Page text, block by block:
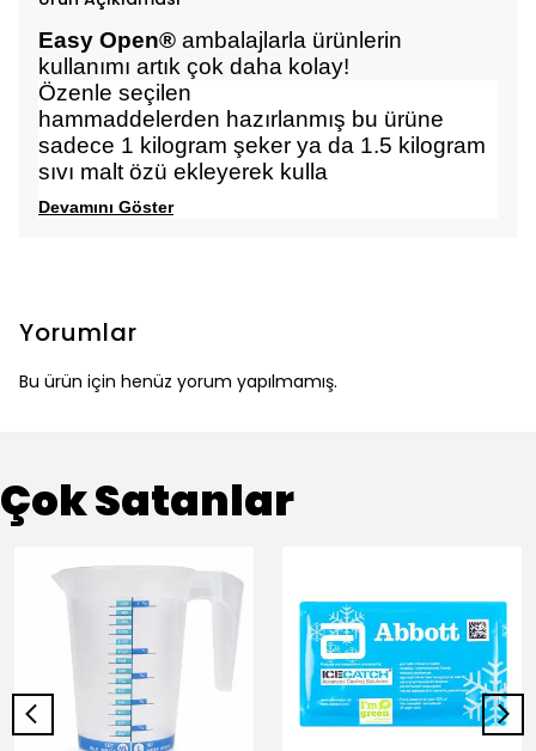
Easy Open® ambalajlarla ürünlerin
kullanımı artık çok daha kolay!
Özenle seçilen
hammaddelerden hazırlanmış bu ürüne
sadece 1 kilogram şeker ya da 1.5 kilogram
sıvı malt özü ekleyerek kulla
Devamını Göster
Yorumlar
Bu ürün için henüz yorum yapılmamış.
Çok Satanlar